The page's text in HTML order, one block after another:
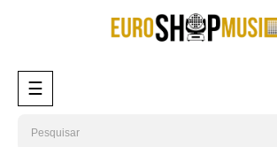
Toggle
navigation
☰